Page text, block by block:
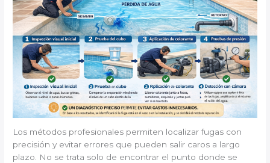
Los métodos profesionales permiten localizar fugas con
precisión y evitar errores que pueden salir caros a largo
plazo. No se trata solo de encontrar el punto donde se